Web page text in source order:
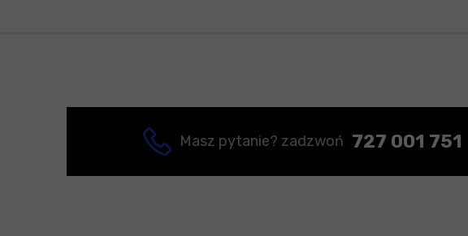
Masz pytanie? zadzwoń 727 001 751